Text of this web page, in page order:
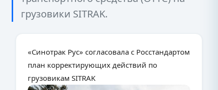
грузовики SITRAK.
«Синотрак Рус» согласовала с Росстандартом
план корректирующих действий по
грузовикам SITRAK